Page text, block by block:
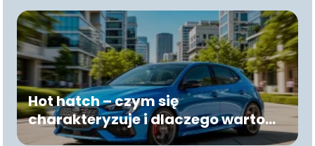
Hot hatch – czym się
charakteryzuje i dlaczego warto
zwrócić na niego uwagę?